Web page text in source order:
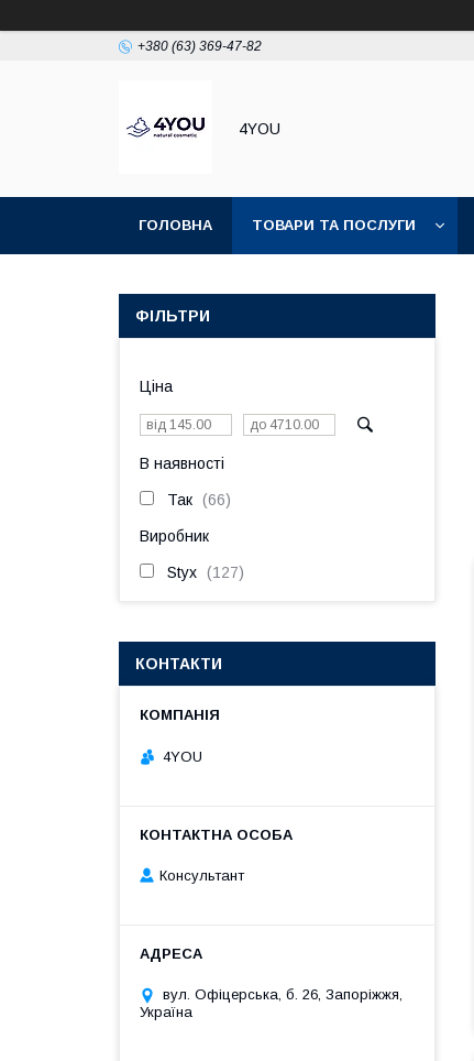
+380 (63) 369-47-82
4YOU
ГОЛОВНА ТОВАРИ ТА ПОСЛУГИ
ФІЛЬТРИ
Ціна
В наявності
Так 66
Виробник
Styx 127
КОНТАКТИ
4YOU
Консультант
вул. Офіцерська, б. 26, Запоріжжя,
Україна